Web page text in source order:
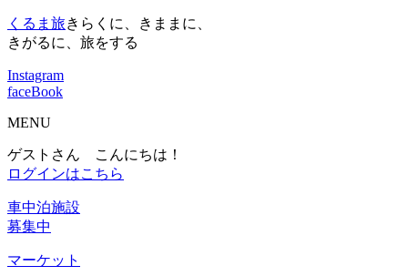
くるま旅きらくに、きままに、
きがるに、旅をする
Instagram
faceBook
MENU
ゲストさん こんにちは！
ログインはこちら
車中泊施設
募集中
マーケット